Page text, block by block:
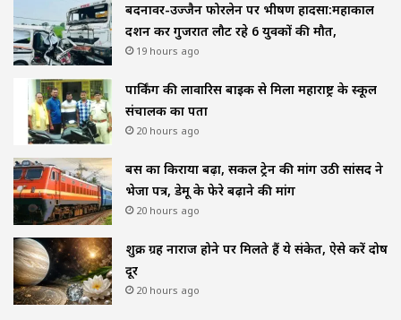
बदनावर-उज्जैन फोरलेन पर भीषण हादसा:महाकाल
दर्शन कर गुजरात लौट रहे 6 युवकों की मौत,
19 hours ago
पार्किंग की लावारिस बाइक से मिला महाराष्ट्र के स्कूल
संचालक का पता
20 hours ago
बस का किराया बढ़ा, सर्कल ट्रेन की मांग उठी सांसद ने
भेजा पत्र, डेमू के फेरे बढ़ाने की मांग
20 hours ago
शुक्र ग्रह नाराज होने पर मिलते हैं ये संकेत, ऐसे करें दोष
दूर
20 hours ago